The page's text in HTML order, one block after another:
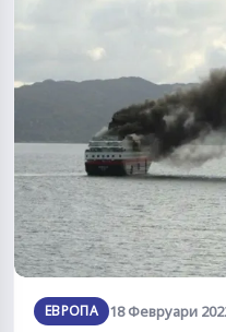
ЕВРОПА 18 Февруари